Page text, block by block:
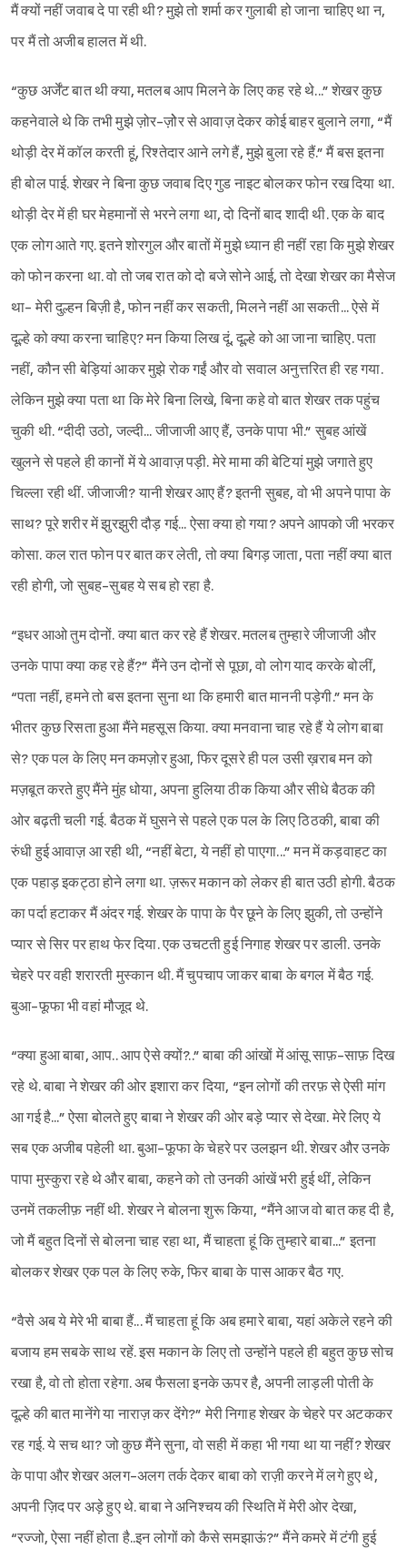
मैं क्यों नहीं जवाब दे पा रही थी? मुझे तो शर्मा कर गुलाबी हो जाना चाहिए था न,
पर मैं तो अजीब हालत में थी.
“कुछ अर्जेंट बात थी क्या, मतलब आप मिलने के लिए कह रहे थे...” शेखर कुछ
कहनेवाले थे कि तभी मुझे ज़ोर-ज़ोेर से आवाज़ देकर कोई बाहर बुलाने लगा, “मैं
थोड़ी देर में कॉल करती हूं, रिश्तेदार आने लगे हैं, मुझे बुला रहे हैं.” मैं बस इतना
ही बोल पाई. शेखर ने बिना कुछ जवाब दिए गुड नाइट बोलकर फोन रख दिया था.
थोड़ी देर में ही घर मेहमानों से भरने लगा था, दो दिनों बाद शादी थी. एक के बाद
एक लोग आते गए. इतने शोरगुल और बातों में मुझे ध्यान ही नहीं रहा कि मुझे शेखर
को फोन करना था. वो तो जब रात को दो बजे सोने आई, तो देखा शेखर का मैसेज
था- मेरी दुल्हन बिज़ी है, फोन नहीं कर सकती, मिलने नहीं आ सकती... ऐसे में
दूल्हे को क्या करना चाहिए? मन किया लिख दूं, दूल्हे को आ जाना चाहिए. पता
नहीं, कौन सी बेड़ियां आकर मुझे रोक गईं और वो सवाल अनुत्तरित ही रह गया.
लेकिन मुझे क्या पता था कि मेरे बिना लिखे, बिना कहे वो बात शेखर तक पहुंच
चुकी थी. “दीदी उठो, जल्दी... जीजाजी आए हैं, उनके पापा भी.” सुबह आंखें
खुलने से पहले ही कानों में ये आवाज़ पड़ी. मेरे मामा की बेटियां मुझे जगाते हुए
चिल्ला रही थीं. जीजाजी? यानी शेखर आए हैं? इतनी सुबह, वो भी अपने पापा के
साथ? पूरे शरीर में झुरझुरी दौड़ गई... ऐसा क्या हो गया? अपने आपको जी भरकर
कोसा. कल रात फोन पर बात कर लेती, तो क्या बिगड़ जाता, पता नहीं क्या बात
रही होगी, जो सुबह-सुबह ये सब हो रहा है.
“इधर आओ तुम दोनों. क्या बात कर रहे हैं शेखर. मतलब तुम्हारे जीजाजी और
उनके पापा क्या कह रहे हैं?” मैंने उन दोनों से पूछा, वो लोग याद करके बोलीं,
“पता नहीं, हमने तो बस इतना सुना था कि हमारी बात माननी पड़ेगी.” मन के
भीतर कुछ रिसता हुआ मैंने महसूस किया. क्या मनवाना चाह रहे हैं ये लोग बाबा
से? एक पल के लिए मन कमज़ोर हुआ, फिर दूसरे ही पल उसी ख़राब मन को
मज़बूत करते हुए मैंने मुंह धोया, अपना हुलिया ठीक किया और सीधे बैठक की
ओर बढ़ती चली गई. बैठक में घुसने से पहले एक पल के लिए ठिठकी, बाबा की
रुंधी हुई आवाज़ आ रही थी, “नहीं बेटा, ये नहीं हो पाएगा...” मन में कड़वाहट का
एक पहाड़ इकट्ठा होने लगा था. ज़रूर मकान को लेकर ही बात उठी होगी. बैठक
का पर्दा हटाकर मैं अंदर गई. शेखर के पापा के पैर छूने के लिए झुकी, तो उन्होंने
प्यार से सिर पर हाथ फेर दिया. एक उचटती हुई निगाह शेखर पर डाली. उनके
चेहरे पर वही शरारती मुस्कान थी. मैं चुपचाप जाकर बाबा के बगल में बैठ गई.
बुआ-फूफा भी वहां मौजूद थे.
“क्या हुआ बाबा, आप.. आप ऐसे क्यों?..” बाबा की आंखों में आंसू साफ़-साफ़ दिख
रहे थे. बाबा ने शेखर की ओर इशारा कर दिया, “इन लोगों की तरफ़ से ऐसी मांग
आ गई है...” ऐसा बोलते हुए बाबा ने शेखर की ओर बड़े प्यार से देखा. मेरे लिए ये
सब एक अजीब पहेली था. बुआ-फूफा के चेहरे पर उलझन थी. शेखर और उनके
पापा मुस्कुरा रहे थे और बाबा, कहने को तो उनकी आंखें भरी हुई थीं, लेकिन
उनमें तकलीफ़ नहीं थी. शेखर ने बोलना शुरू किया, “मैंने आज वो बात कह दी है,
जो मैं बहुत दिनों से बोलना चाह रहा था, मैं चाहता हूं कि तुम्हारे बाबा...” इतना
बोलकर शेखर एक पल के लिए रुके, फिर बाबा के पास आकर बैठ गए.
“वैसे अब ये मेरे भी बाबा हैं... मैं चाहता हूं कि अब हमारे बाबा, यहां अकेले रहने की
बजाय हम सबके साथ रहें. इस मकान के लिए तो उन्होंने पहले ही बहुत कुछ सोच
रखा है, वो तो होता रहेगा. अब फैसला इनके ऊपर है, अपनी लाड़ली पोती के
दूल्हे की बात मानेंगे या नाराज़ कर देंगे?” मेरी निगाह शेखर के चेहरे पर अटककर
रह गई. ये सच था? जो कुछ मैंने सुना, वो सही में कहा भी गया था या नहीं? शेखर
के पापा और शेखर अलग-अलग तर्क देकर बाबा को राज़ी करने में लगे हुए थे,
अपनी ज़िद पर अड़े हुए थे. बाबा ने अनिश्‍चय की स्थिति में मेरी ओर देखा,
“रज्जो, ऐसा नहीं होता है..इन लोगों को कैसे समझाऊं?” मैंने कमरे में टंगी हुई